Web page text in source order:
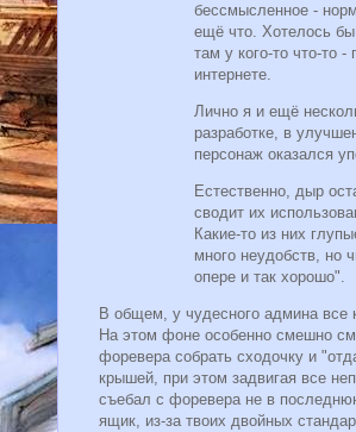
бессмысленное -
ещё что. Хотелось бы
там у кого-то что-то
интернете.
Лично я и ещё
разработке, в
персонаж оказался
Естественно, дыр
сводит их
Какие-то из них
много неудобств, но
опере и так хорошо".
В общем, у чудесного админа все
На этом фоне особенно смешно
форевера собрать сходочку и
крышей, при этом задвигая все
съебал с форевера не в
ящик, из-за твоих двойных